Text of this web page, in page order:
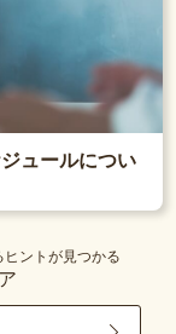
ュールについ
ヒントが見つかる